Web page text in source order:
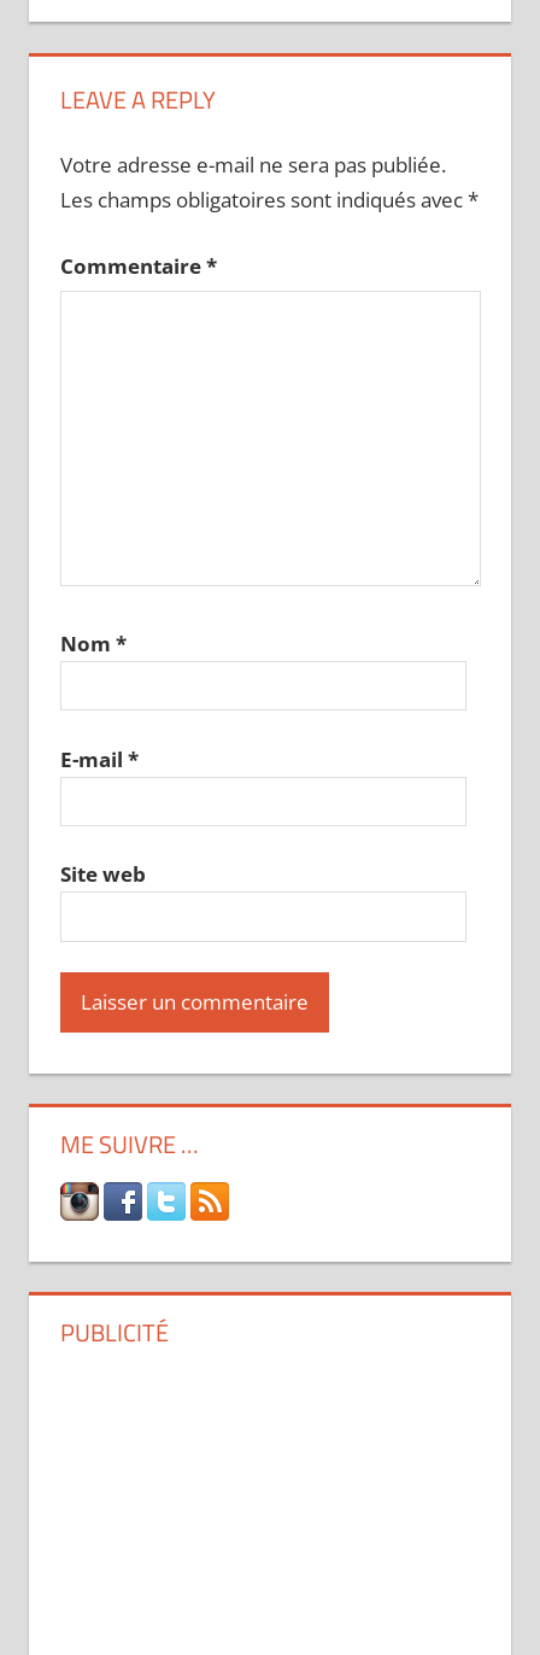
LEAVE A REPLY
Votre adresse e-mail ne sera pas publiée.
Les champs obligatoires sont indiqués avec*
Commentaire*
Nom *
E-mail *
Site web
ME SUIVRE …
PUBLICITÉ